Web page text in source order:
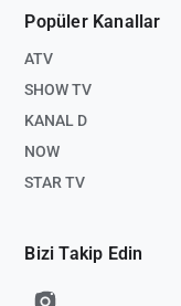
Popüler Kanallar
ATV
SHOW TV
KANAL D
NOW
STAR TV
Bizi Takip Edin